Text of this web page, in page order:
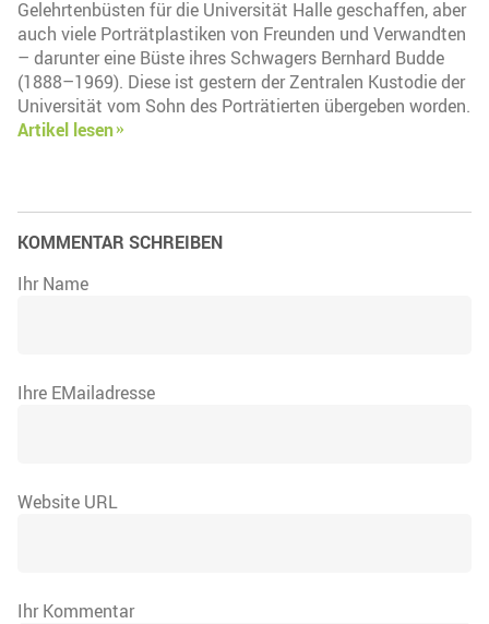
Gelehrtenbüsten für die Universität Halle geschaffen, aber
auch viele Porträtplastiken von Freunden und Verwandten
– darunter eine Büste ihres Schwagers Bernhard Budde
(1888–1969). Diese ist gestern der Zentralen Kustodie der
Universität vom Sohn des Porträtierten übergeben worden.
Artikel lesen
KOMMENTAR SCHREIBEN
Ihr Name
Ihre EMailadresse
Website URL
Ihr Kommentar